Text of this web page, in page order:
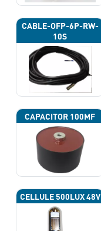
CABLE-OFP-6P-RW-
10S
CAPACITOR 100ΜF
CELLULE 500LUX 48V